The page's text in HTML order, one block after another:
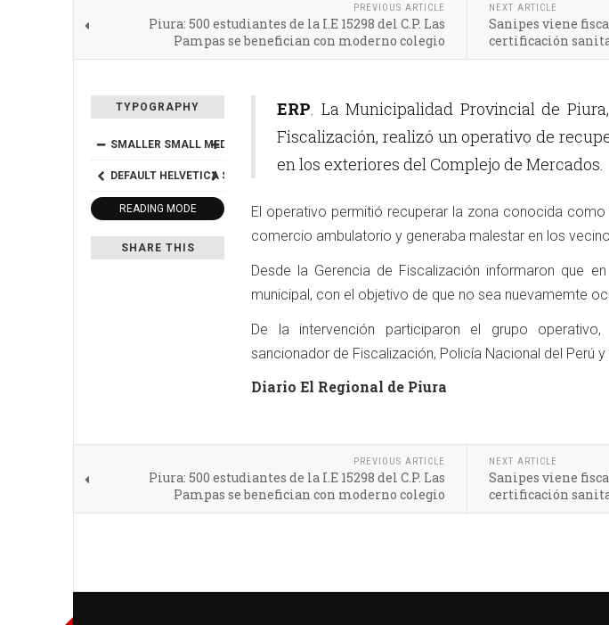
PREVIOUS ARTICLE
Piura: 500 estudiantes de la I.E 15298 del C.P. Las
Pampas se benefician con moderno colegio
NEXT ARTICLE
Sanipes viene
certificación
TYPOGRAPHY
SMALLER SMALL MEDIUM BIGGER
DEFAULT HELVETICA SEGOE
READING MODE
SHARE THIS
ERP . La Municipalidad Provincial de
Fiscalización, realizó un operativo de
en los exteriores del Complejo de Mercados.
El operativo permitió recuperar la zona conocida como
comercio ambulatorio y generaba malestar en los
Desde la Gerencia de Fiscalización informaron que
municipal, con el objetivo de que no sea nuevamemte
De la intervención participaron el grupo
sancionador de Fiscalización, Policía Nacional del Perú y
Diario El Regional de Piura
PREVIOUS ARTICLE
Piura: 500 estudiantes de la I.E 15298 del C.P. Las
Pampas se benefician con moderno colegio
NEXT ARTICLE
Sanipes viene
certificación